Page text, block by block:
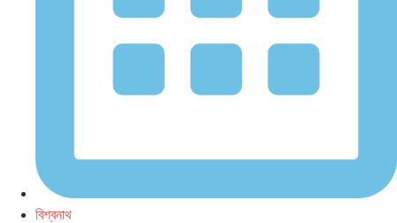
বিশ্বনাথ